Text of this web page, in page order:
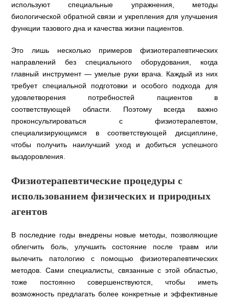
используют специальные упражнения, методы
биологической обратной связи и укрепления для улучшения
функции тазового дна и качества жизни пациентов.
Это лишь несколько примеров физиотерапевтических
направлений без специального оборудования, когда
главный инструмент — умелые руки врача. Каждый из них
требует специальной подготовки и особого подхода для
удовлетворения потребностей пациентов в
соответствующей области. Поэтому всегда важно
проконсультироваться с физиотерапевтом,
специализирующимся в соответствующей дисциплине,
чтобы получить наилучший уход и добиться успешного
выздоровления.
Физиотерапевтические процедуры с
использованием физических и природных
агентов
В последние годы внедрены новые методы, позволяющие
облегчить боль, улучшить состояние после травм или
вылечить патологию с помощью физиотерапевтических
методов. Сами специалисты, связанные с этой областью,
тоже постоянно совершенствуются, чтобы иметь
возможность предлагать более конкретные и эффективные